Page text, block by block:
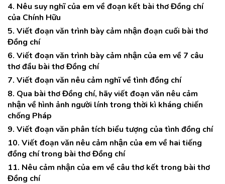
4. Nêu suy nghĩ của em về đoạn kết bài thơ Đồng chí
của Chính Hữu
5. Viết đoạn văn trình bày cảm nhận đoạn cuối bài thơ
Đồng chí
6. Viết đoạn văn trình bày cảm nhận của em về 7 câu
thơ đầu bài thơ Đồng chí
7. Viết đoạn văn nêu cảm nghĩ về tình đồng chí
8. Qua bài thơ Đồng chí, hãy viết đoạn văn nêu cảm
nhận về hình ảnh người lính trong thời kì kháng chiến
chống Pháp
9. Viết đoạn văn phân tích biểu tượng của tình đồng chí
10. Viết đoạn văn nêu cảm nhận của em về hai tiếng
đồng chí trong bài thơ Đồng chí
11. Nêu cảm nhận của em về câu thơ kết trong bài thơ
Đồng chí